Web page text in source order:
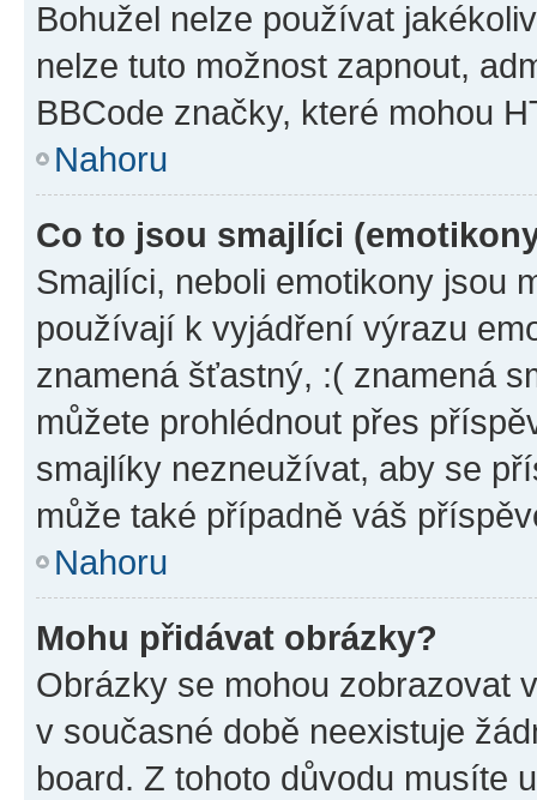
Bohužel nelze používat
nelze tuto možnost zapnout,
BBCode značky, které mohou
Nahoru
Co to jsou smajlíci
Smajlíci, neboli emotikony jsou
používají k vyjádření výrazu
znamená šťastný, :( znamená
můžete prohlédnout přes
smajlíky nezneužívat, aby se
může také případně váš
Nahoru
Mohu přidávat obrázky?
Obrázky se mohou zobrazovat
v současné době neexistuje
board. Z tohoto důvodu musíte